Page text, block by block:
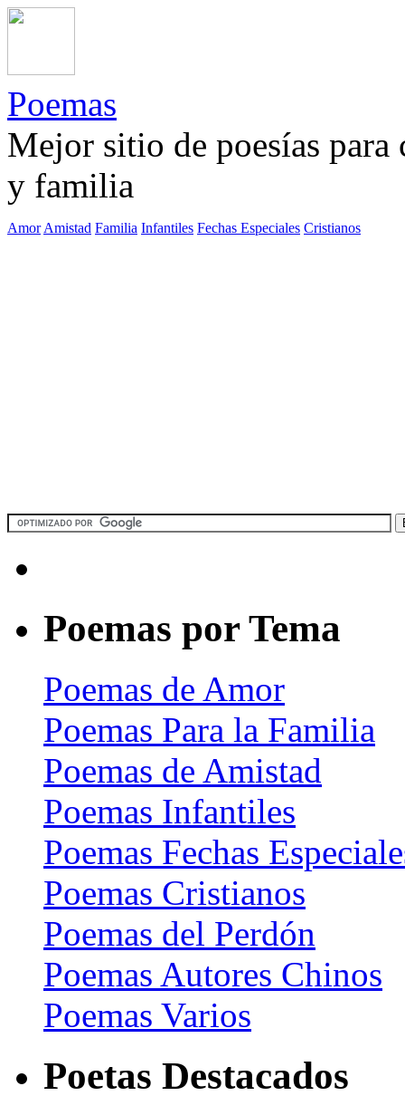
Poemas
Mejor sitio de poesías
y familia
Amor Amistad Familia Infantiles Fechas Especiales Cristianos
Poemas por Tema
Poemas de Amor
Poemas Para la Familia
Poemas de Amistad
Poemas Infantiles
Poemas Fechas
Poemas Cristianos
Poemas del Perdón
Poemas Autores Chinos
Poemas Varios
Poetas Destacados